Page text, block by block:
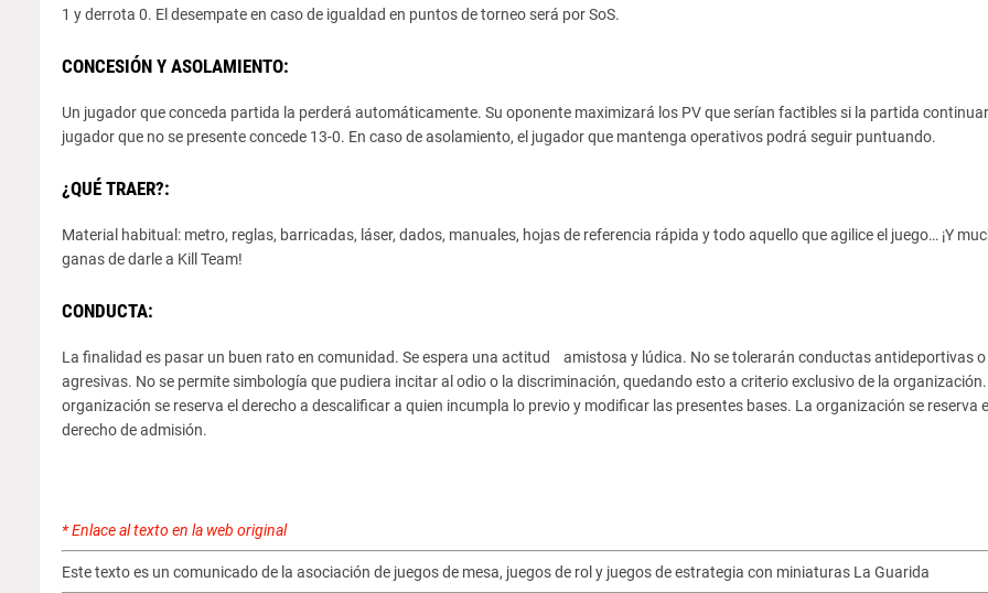
1 y derrota 0. El desempate en caso de igualdad en puntos de torneo será por SoS.
CONCESIÓN Y ASOLAMIENTO:
Un jugador que conceda partida la perderá automáticamente. Su oponente maximizará los PV que serían factibles si la partida
jugador que no se presente concede 13-0. En caso de asolamiento, el jugador que mantenga operativos podrá seguir puntuando.
¿QUÉ TRAER?:
Material habitual: metro, reglas, barricadas, láser, dados, manuales, hojas de referencia rápida y todo aquello que agilice el juego… ¡Y
ganas de darle a Kill Team!
CONDUCTA:
La finalidad es pasar un buen rato en comunidad. Se espera una actitud amistosa y lúdica. No se tolerarán conductas antideportivas o
agresivas. No se permite simbología que pudiera incitar al odio o la discriminación, quedando esto a criterio exclusivo de la
organización se reserva el derecho a descalificar a quien incumpla lo previo y modificar las presentes bases. La organización se reserva el
derecho de admisión.
* Enlace al texto en la web original
Este texto es un comunicado de la asociación de juegos de mesa, juegos de rol y juegos de estrategia con miniaturas La Guarida